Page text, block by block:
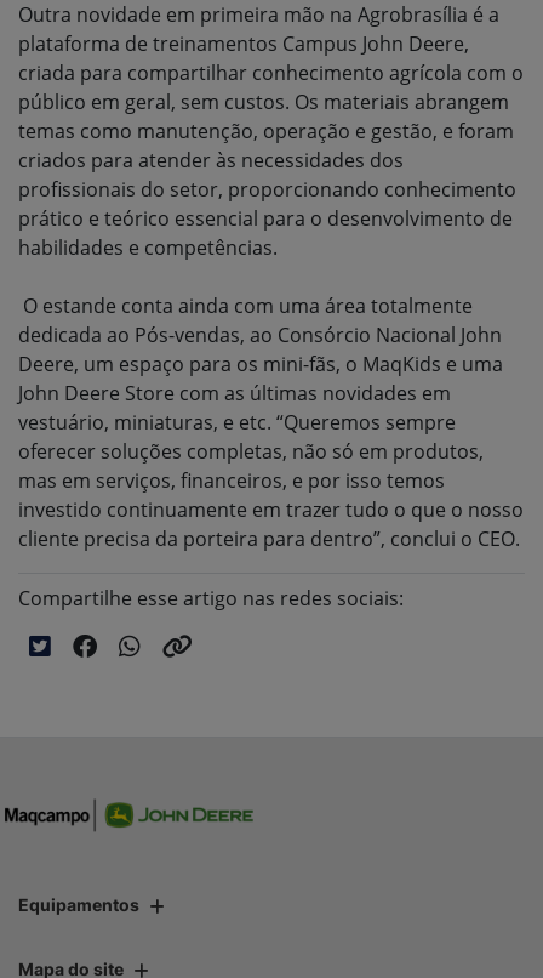
Outra novidade em primeira mão na Agrobrasília é a
plataforma de treinamentos Campus John Deere,
criada para compartilhar conhecimento agrícola com o
público em geral, sem custos. Os materiais abrangem
temas como manutenção, operação e gestão, e foram
criados para atender às necessidades dos
profissionais do setor, proporcionando conhecimento
prático e teórico essencial para o desenvolvimento de
habilidades e competências.
O estande conta ainda com uma área totalmente
dedicada ao Pós-vendas, ao Consórcio Nacional John
Deere, um espaço para os mini-fãs, o MaqKids e uma
John Deere Store com as últimas novidades em
vestuário, miniaturas, e etc. “Queremos sempre
oferecer soluções completas, não só em produtos,
mas em serviços, financeiros, e por isso temos
investido continuamente em trazer tudo o que o nosso
cliente precisa da porteira para dentro”, conclui o CEO.
Compartilhe esse artigo nas redes sociais:
Equipamentos
Mapa do site